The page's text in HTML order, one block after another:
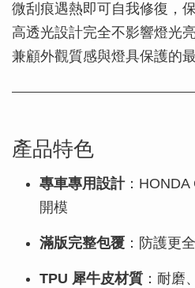
微刮痕遇熱即可自我修復，
高透光設計完全不影響燈光
兼顧外觀質感與燈具保護的
產品特色
專車專用設計：HONDA
開模
滿版完整包覆 ：防護更
TPU 犀牛皮材質 ：耐磨